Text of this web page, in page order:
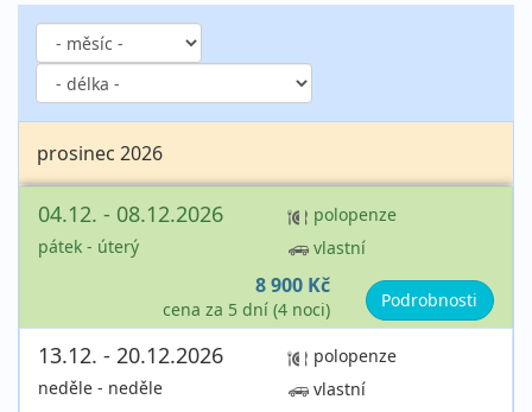
prosinec 2026
04.12. - 08.12.2026
pátek - úterý
polopenze
vlastní
8 900 Kč
cena za 5 dní (4 noci) Podrobnosti
13.12. - 20.12.2026
neděle - neděle
polopenze
vlastní